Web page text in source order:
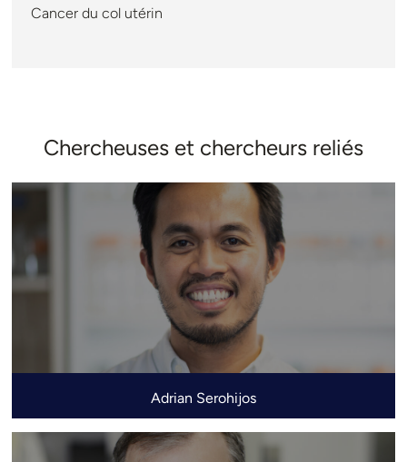
Cancer du col utérin
Chercheuses et chercheurs reliés
Adrian Serohijos